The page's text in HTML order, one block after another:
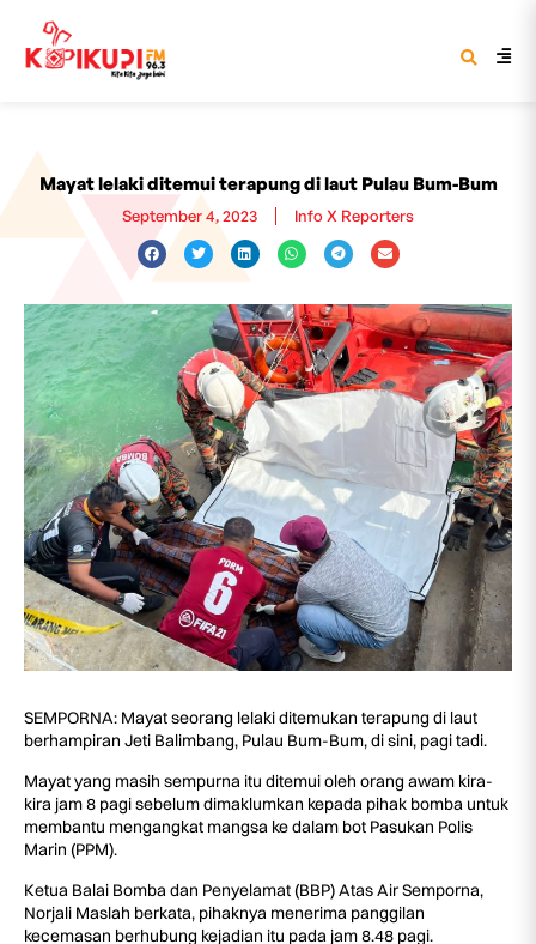
Mayat lelaki ditemui terapung di laut Pulau Bum-Bum
September 4, 2023 Info X Reporters
SEMPORNA: Mayat seorang lelaki ditemukan terapung di laut
berhampiran Jeti Balimbang, Pulau Bum-Bum, di sini, pagi tadi.
Mayat yang masih sempurna itu ditemui oleh orang awam kira-
kira jam 8 pagi sebelum dimaklumkan kepada pihak bomba untuk
membantu mengangkat mangsa ke dalam bot Pasukan Polis
Marin (PPM).
Ketua Balai Bomba dan Penyelamat (BBP) Atas Air Semporna,
Norjali Maslah berkata, pihaknya menerima panggilan
kecemasan berhubung kejadian itu pada jam 8.48 pagi.